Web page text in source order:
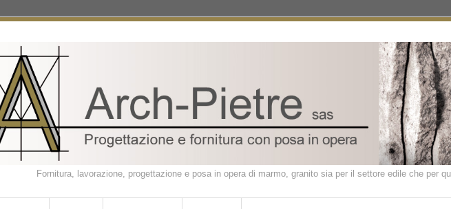
Fornitura, lavorazione, progettazione e posa in opera di marmo, granito sia per il settore edile che per